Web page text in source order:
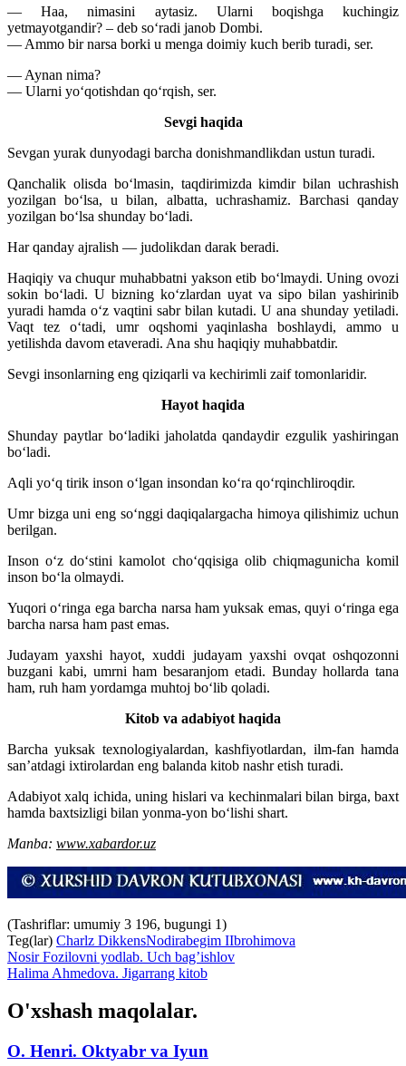
— Haa, nimasini aytasiz. Ularni boqishga kuchingiz
yetmayotgandir? – deb so‘radi janob Dombi.
— Ammo bir narsa borki u menga doimiy kuch berib turadi, ser.
— Aynan nima?
— Ularni yo‘qotishdan qo‘rqish, ser.
Sevgi haqida
Sevgan yurak dunyodagi barcha donishmandlikdan ustun turadi.
Qanchalik olisda bo‘lmasin, taqdirimizda kimdir bilan uchrashish
yozilgan bo‘lsa, u bilan, albatta, uchrashamiz. Barchasi qanday
yozilgan bo‘lsa shunday bo‘ladi.
Har qanday ajralish — judolikdan darak beradi.
Haqiqiy va chuqur muhabbatni yakson etib bo‘lmaydi. Uning ovozi
sokin bo‘ladi. U bizning ko‘zlardan uyat va sipo bilan yashirinib
yuradi hamda o‘z vaqtini sabr bilan kutadi. U ana shunday yetiladi.
Vaqt tez o‘tadi, umr oqshomi yaqinlasha boshlaydi, ammo u
yetilishda davom etaveradi. Ana shu haqiqiy muhabbatdir.
Sevgi insonlarning eng qiziqarli va kechirimli zaif tomonlaridir.
Hayot haqida
Shunday paytlar bo‘ladiki jaholatda qandaydir ezgulik yashiringan
bo‘ladi.
Aqli yo‘q tirik inson o‘lgan insondan ko‘ra qo‘rqinchliroqdir.
Umr bizga uni eng so‘nggi daqiqalargacha himoya qilishimiz uchun
berilgan.
Inson o‘z do‘stini kamolot cho‘qqisiga olib chiqmagunicha komil
inson bo‘la olmaydi.
Yuqori o‘ringa ega barcha narsa ham yuksak emas, quyi o‘ringa ega
barcha narsa ham past emas.
Judayam yaxshi hayot, xuddi judayam yaxshi ovqat oshqozonni
buzgani kabi, umrni ham besaranjom etadi. Bunday hollarda tana
ham, ruh ham yordamga muhtoj bo‘lib qoladi.
Kitob va adabiyot haqida
Barcha yuksak texnologiyalardan, kashfiyotlardan, ilm-fan hamda
san’atdagi ixtirolardan eng balanda kitob nashr etish turadi.
Adabiyot xalq ichida, uning hislari va kechinmalari bilan birga, baxt
hamda baxtsizligi bilan yonma-yon bo‘lishi shart.
Manba: www.xabardor.uz
(Tashriflar: umumiy 3 196, bugungi 1)
Teg(lar) Charlz DikkensNodirabegim IIbrohimova
Nosir Fozilovni yodlab. Uch bag’ishlov
Halima Ahmedova. Jigarrang kitob
O'xshash maqolalar.
O. Henri. Oktyabr va Iyun